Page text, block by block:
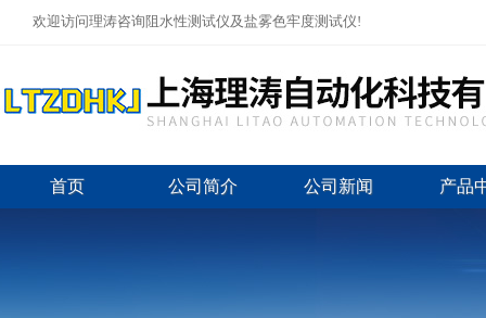
欢迎访问理涛咨询阻水性测试仪及盐雾色牢度测试仪!
首页 公司简介 公司新闻 产品